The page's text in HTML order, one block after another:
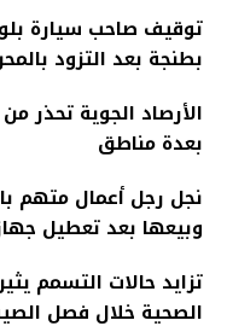
توقيف صاحب سيارة
بطنجة بعد التزود
الأرصاد الجوية تحذر
بعدة مناطق
نجل رجل أعمال متهم
وبيعها بعد تعطيل
تزايد حالات التسمم
الصحية خلال فصل